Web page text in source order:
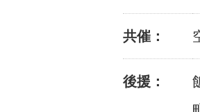
共催：
後援：